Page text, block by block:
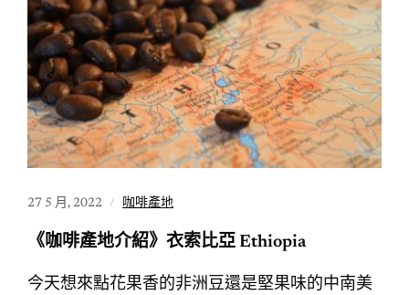
27 5 月, 2022 咖啡產地
《咖啡產地介紹》衣索比亞 Ethiopia
今天想來點花果香的非洲豆還是堅果味的中南美